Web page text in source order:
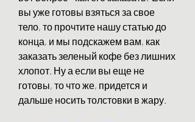
вы уже готовы взяться за свое
тело, то прочтите нашу статью до
конца, и мы подскажем вам, как
заказать зеленый кофе без лишних
хлопот. Ну а если вы еще не
готовы, то что же, придется и
дальше носить толстовки в жару.